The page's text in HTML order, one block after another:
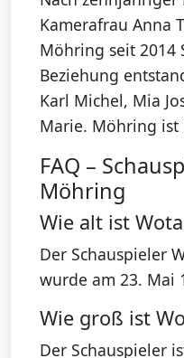
Kamerafrau Anna
Möhring seit 2014
Beziehung
Karl Michel, Mia
Marie. Möhring
FAQ –
Möhring
Wie alt ist
Der Schauspieler
wurde am 23. Mai
Wie groß ist
Der Schauspieler